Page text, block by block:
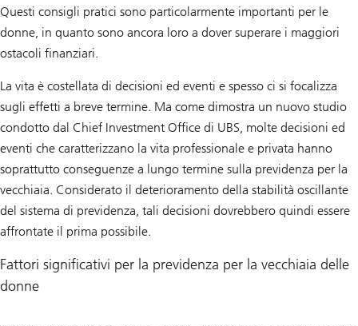
Questi consigli pratici sono particolarmente importanti per le
donne, in quanto sono ancora loro a dover superare i maggiori
ostacoli finanziari.
La vita è costellata di decisioni ed eventi e spesso ci si focalizza
sugli effetti a breve termine. Ma come dimostra un nuovo studio
condotto dal Chief Investment Office di UBS, molte decisioni ed
eventi che caratterizzano la vita professionale e privata hanno
soprattutto conseguenze a lungo termine sulla previdenza per la
vecchiaia. Considerato il deterioramento della stabilità oscillante
del sistema di previdenza, tali decisioni dovrebbero quindi essere
affrontate il prima possibile.
Fattori significativi per la previdenza per la vecchiaia delle
donne